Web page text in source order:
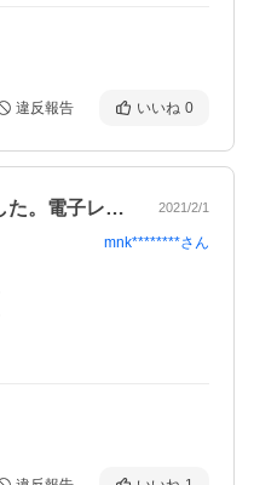
違反報告 いいね 0
家の電磁波対策で購入しました。電子レン… 2021/2/1
mnk********さん